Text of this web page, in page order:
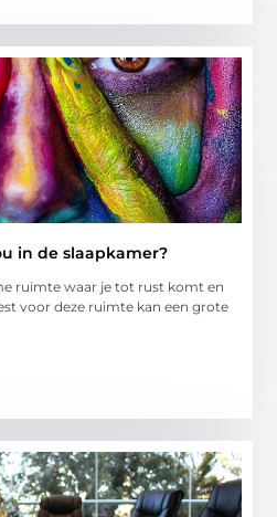
in de slaapkamer?
ruimte waar je tot rust komt en
voor deze ruimte kan een grote